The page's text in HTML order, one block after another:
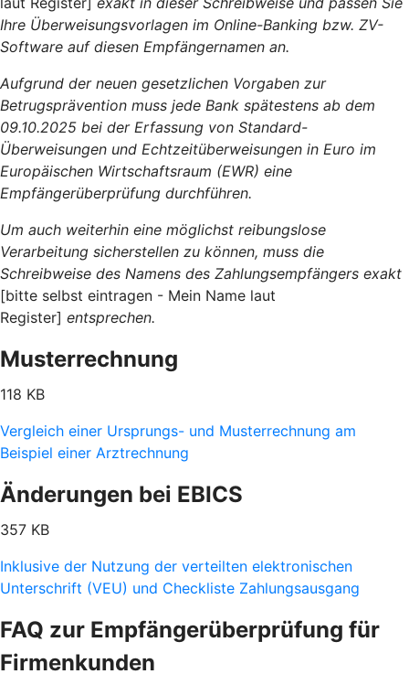
Ihre Überweisungsvorlagen im Online-Banking bzw. ZV-
Software auf diesen Empfängernamen an.
Aufgrund der neuen gesetzlichen Vorgaben zur
Betrugsprävention muss jede Bank spätestens ab dem
09.10.2025 bei der Erfassung von Standard-
Überweisungen und Echtzeitüberweisungen in Euro im
Europäischen Wirtschaftsraum (EWR) eine
Empfängerüberprüfung durchführen.
Um auch weiterhin eine möglichst reibungslose
Verarbeitung sicherstellen zu können, muss die
Schreibweise des Namens des Zahlungsempfängers exakt
[bitte selbst eintragen - Mein Name laut
Register] entsprechen.
Musterrechnung
118 KB
Vergleich einer Ursprungs- und Musterrechnung am
Beispiel einer Arztrechnung
Änderungen bei EBICS
357 KB
Inklusive der Nutzung der verteilten elektronischen
Unterschrift (VEU) und Checkliste Zahlungsausgang
FAQ zur Empfängerüberprüfung für
Firmenkunden